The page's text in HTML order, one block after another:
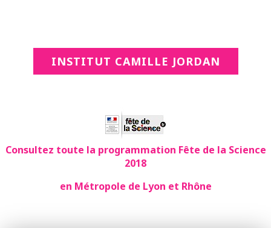
INSTITUT CAMILLE JORDAN
Consultez toute la programmation Fête de la Science
2018
en Métropole de Lyon et Rhône